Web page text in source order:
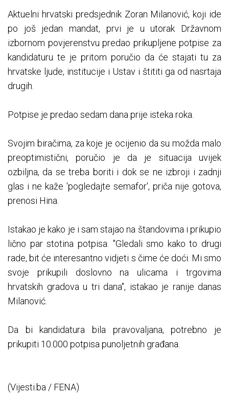
Aktuelni hrvatski predsjednik Zoran Milanović, koji ide
po još jedan mandat, prvi je u utorak Državnom
izbornom povjerenstvu predao prikupljene potpise za
kandidaturu te je pritom poručio da će stajati tu za
hrvatske ljude, institucije i Ustav i štititi ga od nasrtaja
drugih.
Potpise je predao sedam dana prije isteka roka.
Svojim biračima, za koje je ocijenio da su možda malo
preoptimistični, poručio je da je situacija uvijek
ozbiljna, da se treba boriti i dok se ne izbroji i zadnji
glas i ne kaže 'pogledajte semafor', priča nije gotova,
prenosi Hina.
Istakao je kako je i sam stajao na štandovima i prikupio
lično par stotina potpisa. "Gledali smo kako to drugi
rade, bit će interesantno vidjeti s čime će doći. Mi smo
svoje prikupili doslovno na ulicama i trgovima
hrvatskih gradova u tri dana", istakao je ranije danas
Milanović.
Da bi kandidatura bila pravovaljana, potrebno je
prikupiti 10.000 potpisa punoljetnih građana.
(Vijesti.ba / FENA)